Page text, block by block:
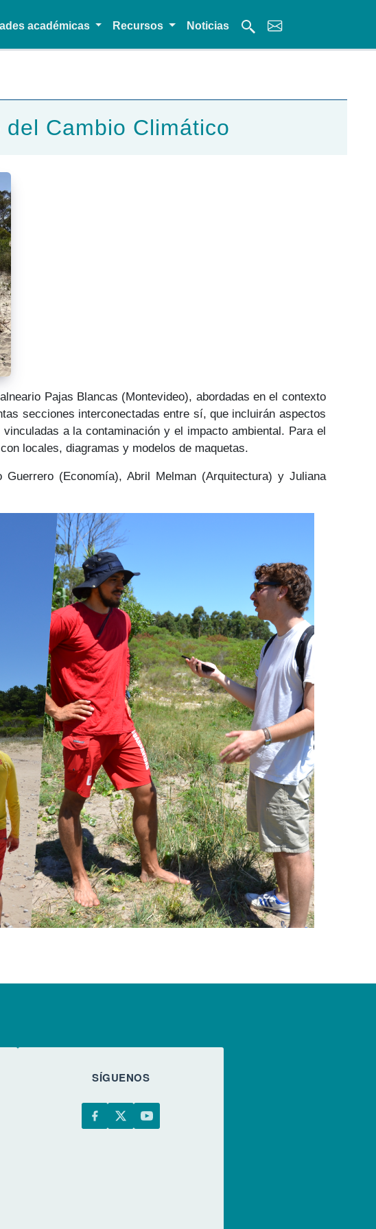
académicas Recursos Noticias
Cambio Climático
Pajas Blancas (Montevideo), abordadas en el contexto
secciones interconectadas entre sí, que incluirán aspectos
a la contaminación y el impacto ambiental. Para el
locales, diagramas y modelos de maquetas.
(Economía), Abril Melman (Arquitectura) y Juliana
SÍGUENOS